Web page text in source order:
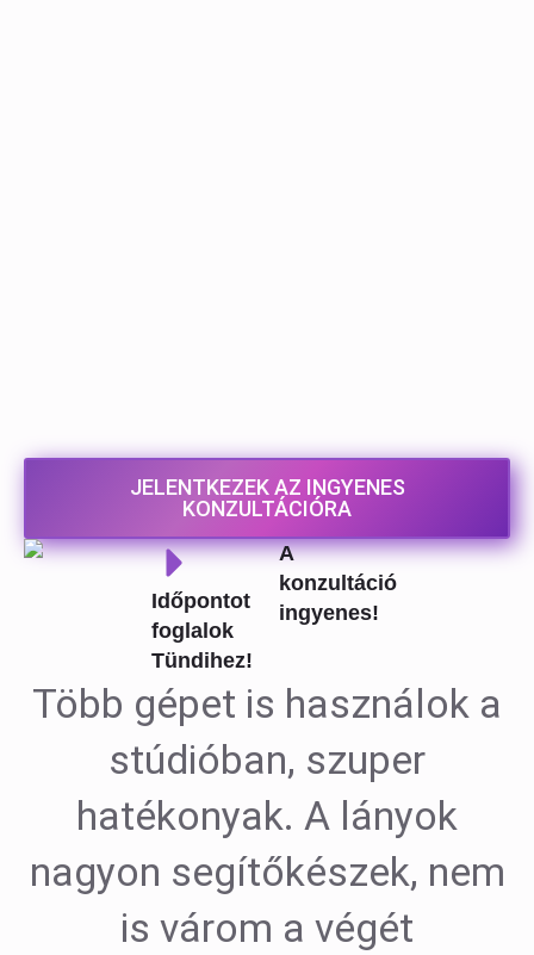
JELENTKEZEK AZ INGYENES
KONZULTÁCIÓRA
Időpontot
foglalok
Tündihez!
A
konzultáció
ingyenes!
Több gépet is használok a
stúdióban, szuper
hatékonyak. A lányok
nagyon segítőkészek, nem
is várom a végét